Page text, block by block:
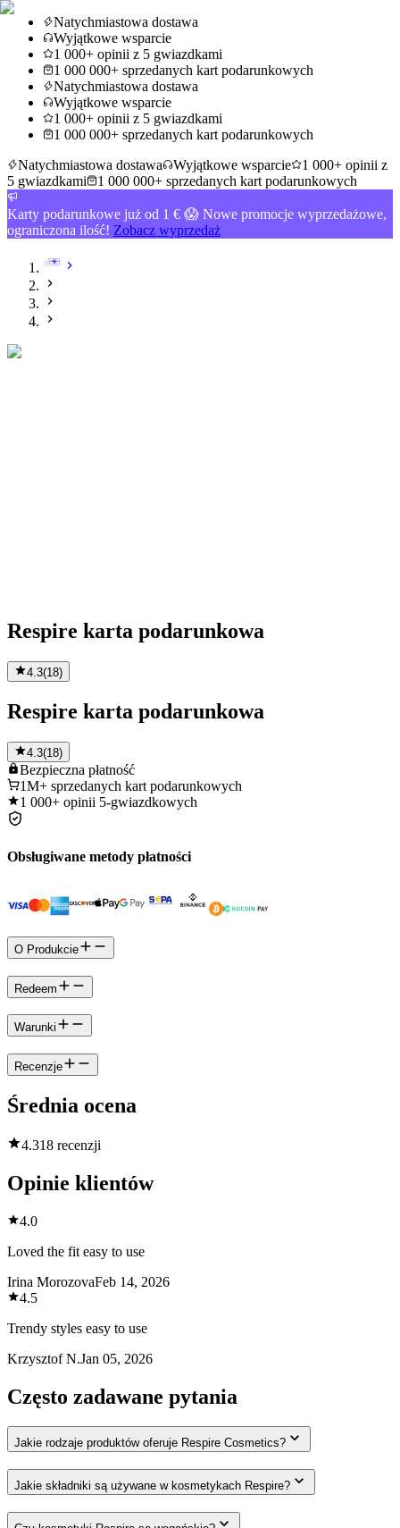
Natychmiastowa dostawa
Wyjątkowe wsparcie
1 000+ opinii z 5 gwiazdkami
1 000 000+ sprzedanych kart podarunkowych
Natychmiastowa dostawa
Wyjątkowe wsparcie
1 000+ opinii z 5 gwiazdkami
1 000 000+ sprzedanych kart podarunkowych
Natychmiastowa dostawa
Wyjątkowe wsparcie
1 000+ opinii z
5 gwiazdkami
1 000 000+ sprzedanych kart podarunkowych
Karty podarunkowe już od 1 € 😱 Nowe promocje wyprzedażowe,
ograniczona ilość! Zobacz wyprzedaż
Respire karta podarunkowa
4.3(18)
Respire karta podarunkowa
4.3(18)
Bezpieczna płatność
1M+ sprzedanych kart podarunkowych
1 000+ opinii 5-gwiazdkowych
Obsługiwane metody płatności
O Produkcie
Redeem
Warunki
Recenzje
Średnia ocena
4.318 recenzji
Opinie klientów
4.0
Loved the fit easy to use
Irina MorozovaFeb 14, 2026
4.5
Trendy styles easy to use
Krzysztof N.Jan 05, 2026
Często zadawane pytania
Jakie rodzaje produktów oferuje Respire Cosmetics?
Jakie składniki są używane w kosmetykach Respire?